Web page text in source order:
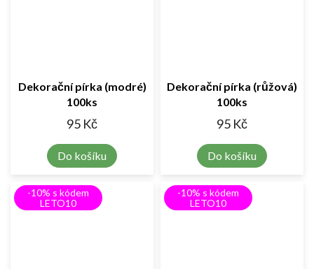
Dekorační pírka (modré)
100ks
95 Kč
Do košíku
Dekorační pírka (růžová)
100ks
95 Kč
Do košíku
-10% s kódem
LETO10
-10% s kódem
LETO10